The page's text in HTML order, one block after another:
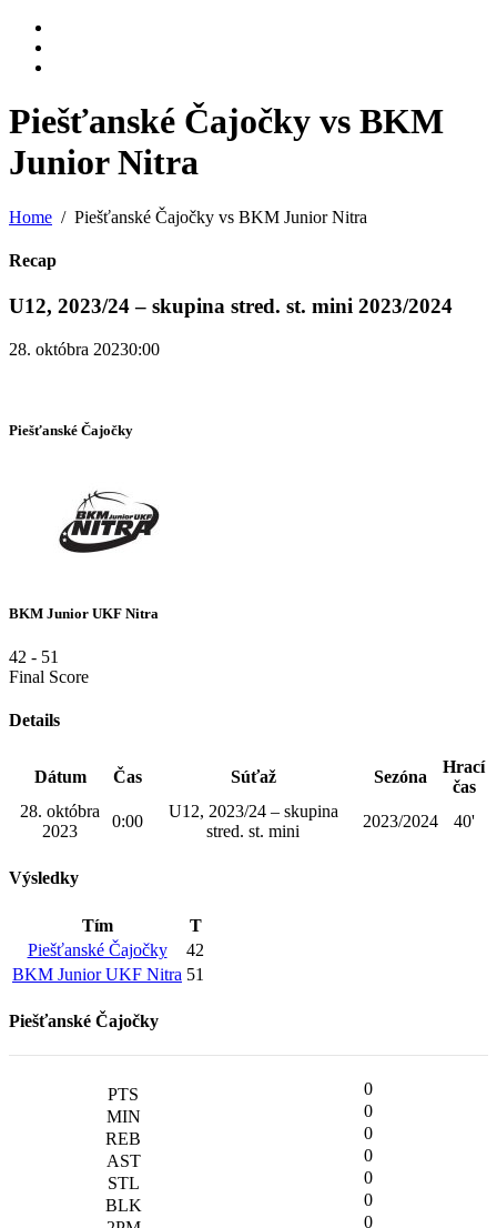
Piešťanské Čajočky vs BKM
Junior Nitra
Home Piešťanské Čajočky vs BKM Junior Nitra
Recap
U12, 2023/24 – skupina stred. st. mini 2023/2024
28. októbra 20230:00
Piešťanské Čajočky
BKM Junior UKF Nitra
42 - 51
Final Score
Details
Dátum Čas Súťaž Sezóna
Hrací
čas
28. októbra
2023
0:00
U12, 2023/24 – skupina
stred. st. mini
2023/2024 40'
Výsledky
Tím
T
Piešťanské Čajočky
42
BKM Junior UKF Nitra 51
Piešťanské Čajočky
0
0
0
0
0
0
0